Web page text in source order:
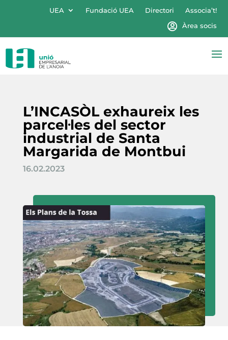
UEA Fundació UEA Directori
Associa’t!
Àrea socis
L’INCASÒL exhaureix les
parcel·les del sector
industrial de Santa
Margarida de Montbui
16.02.2023